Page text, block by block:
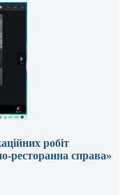
робіт
ресторанна справа»